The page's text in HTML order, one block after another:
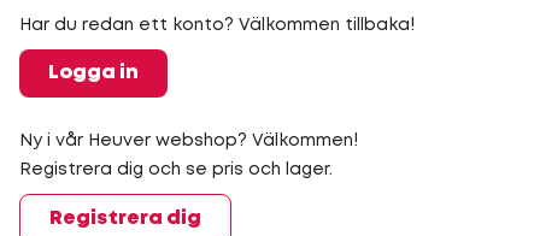
Har du redan ett konto? Välkommen tillbaka!
Logga in
Ny i vår Heuver webshop? Välkommen!
Registrera dig och se pris och lager.
Registrera dig